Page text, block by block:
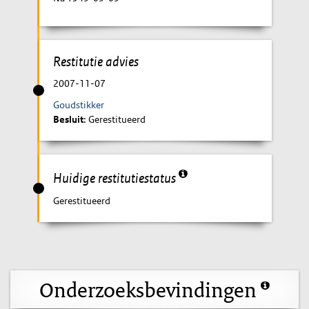
Restitutie advies
2007-11-07
Goudstikker
Besluit: Gerestitueerd
Huidige restitutiestatus
Gerestitueerd
Onderzoeksbevindingen